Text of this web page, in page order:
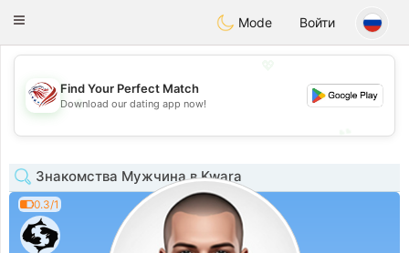
Dating
Toggle
Mode Войти
💖
💕
Find Your Perfect Match
Download our dating app now!
Знакомства Мужчина в Kwara
0.3/1